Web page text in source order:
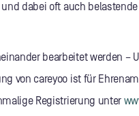
dabei oft auch
bearbeitet werden –
von careyoo ist für
Registrierung unter